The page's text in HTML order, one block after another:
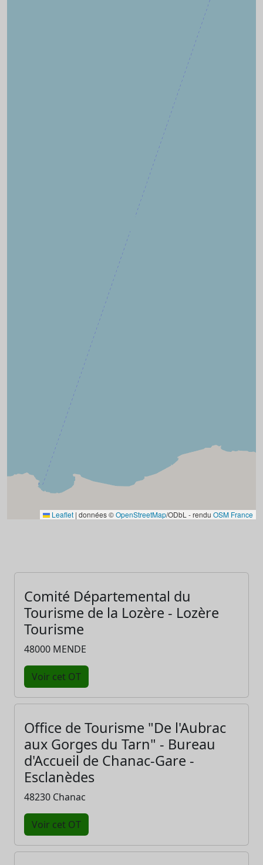
Leaflet | données ©OpenStreetMap/ODbL - rendu OSM France
Comité Départemental du
Tourisme de la Lozère - Lozère
Tourisme
48000 MENDE
Voir cet OT
Office de Tourisme "De l'Aubrac
aux Gorges du Tarn" - Bureau
d'Accueil de Chanac-Gare -
Esclanèdes
48230 Chanac
Voir cet OT